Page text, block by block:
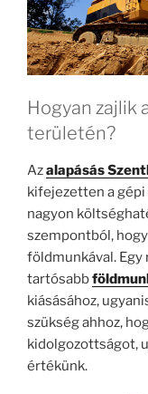
Hogyan zajlik
területén?
Azalapásás
kifejezetten a
nagyon
szempontból,
földmunkával. Egy
tartósabb
kiásásához,
szükség ahhoz,
kidolgozottságot,
értékünk.